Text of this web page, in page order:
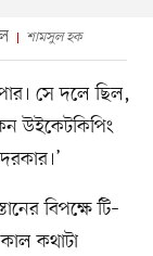
শামসুল হক
সে দলে ছিল,
উইকেটকিপিং
বিপক্ষে টি–
কথাটা